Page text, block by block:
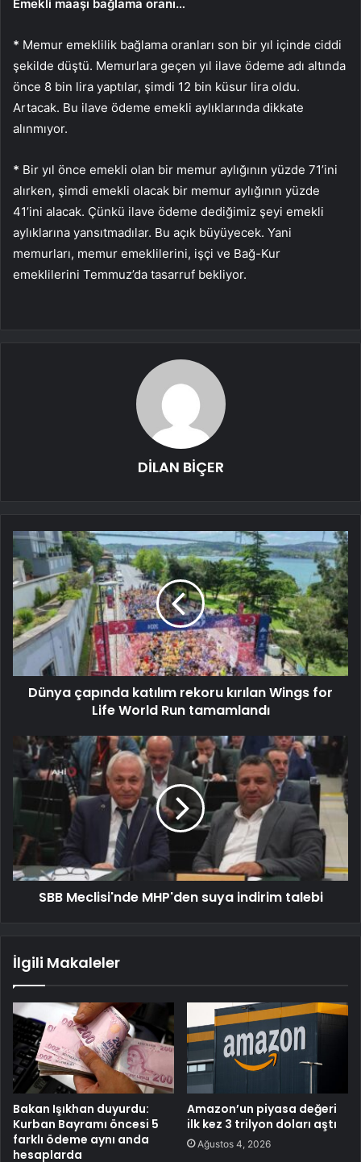
Emekli maaşı bağlama oranı…
* Memur emeklilik bağlama oranları son bir yıl içinde ciddi
şekilde düştü. Memurlara geçen yıl ilave ödeme adı altında
önce 8 bin lira yaptılar, şimdi 12 bin küsur lira oldu.
Artacak. Bu ilave ödeme emekli aylıklarında dikkate
alınmıyor.
* Bir yıl önce emekli olan bir memur aylığının yüzde 71’ini
alırken, şimdi emekli olacak bir memur aylığının yüzde
41’ini alacak. Çünkü ilave ödeme dediğimiz şeyi emekli
aylıklarına yansıtmadılar. Bu açık büyüyecek. Yani
memurları, memur emeklilerini, işçi ve Bağ-Kur
emeklilerini Temmuz’da tasarruf bekliyor.
DİLAN BİÇER
Dünya çapında katılım rekoru kırılan Wings for
Life World Run tamamlandı
SBB Meclisi'nde MHP'den suya indirim talebi
İlgili Makaleler
Bakan Işıkhan duyurdu:
Kurban Bayramı öncesi 5
farklı ödeme aynı anda
hesaplarda
Amazon’un piyasa değeri
ilk kez 3 trilyon doları aştı
Ağustos 4, 2026